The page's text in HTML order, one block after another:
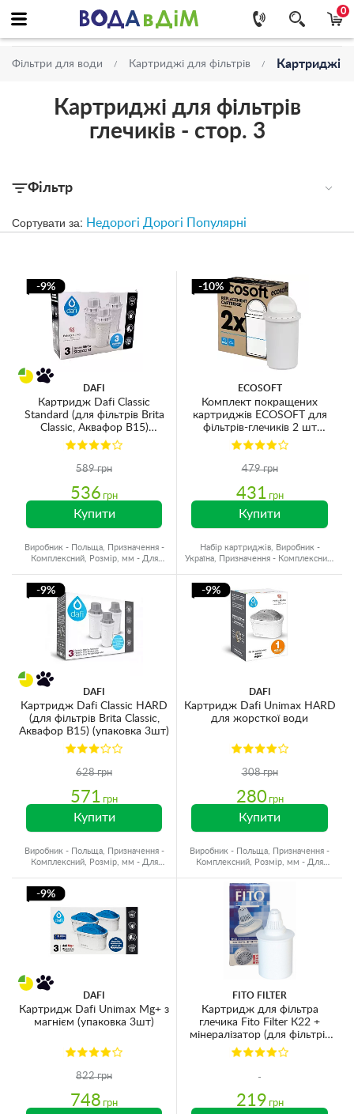
0
Фільтри для води Картриджі для фільтрів Картриджі
Картриджі для фільтрів
глечиків - стор. 3
Фільтр
Сортувати за: Недорогі Дорогі Популярні
-9%
DAFI
Картридж Dafi Classic
Standard (для фільтрів Brita
Classic, Аквафор В15)
(упаковка 3шт)
589 грн
536 грн
Купити
Виробник - Польща, Призначення -
Комплексний, Розмір, мм - Для
-10%
ECOSOFT
Комплект покращених
картриджів ECOSOFT для
фільтрів-глечиків 2 шт
(CRVK2ECO)
479 грн
431 грн
Купити
Набір картриджів, Виробник -
Україна, Призначення - Комплексний,
-9%
DAFI
Картридж Dafi Classic HARD
(для фільтрів Brita Classic,
Аквафор В15) (упаковка 3шт)
628 грн
571 грн
Купити
Виробник - Польща, Призначення -
Комплексний, Розмір, мм - Для
-9%
DAFI
Картридж Dafi Unimax HARD
для жорсткої води
308 грн
280 грн
Купити
Виробник - Польща, Призначення -
Комплексний, Розмір, мм - Для
-9%
DAFI
Картридж Dafi Unimax Mg+ з
магнієм (упаковка 3шт)
822 грн
748 грн
FITO FILTER
Картридж для фільтра
глечика Fito Filter К22 +
мінералізатор (для фільтрів
Гейзер)
219 грн